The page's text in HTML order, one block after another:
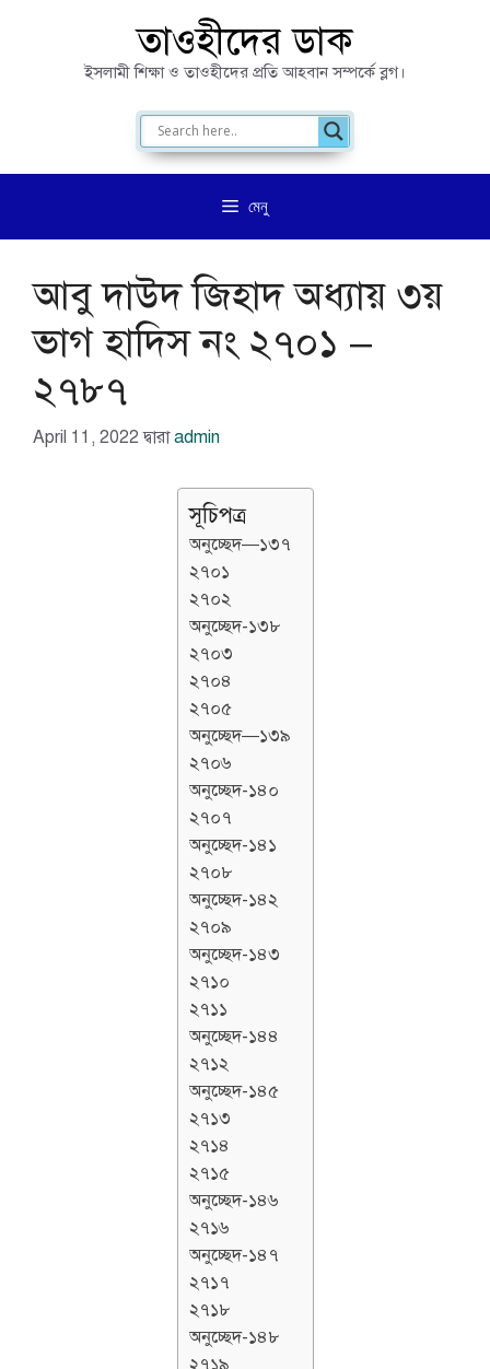
তাওহীদের ডাক
ইসলামী শিক্ষা ও তাওহীদের প্রতি আহবান সম্পর্কে ব্লগ।
মেনু
আবু দাউদ জিহাদ অধ্যায় ৩য়
ভাগ হাদিস নং ২৭০১ –
২৭৮৭
April 11, 2022 দ্বারাadmin
সূচিপত্র
অনুচ্ছেদ—১৩৭
২৭০১
২৭০২
অনুচ্ছেদ-১৩৮
২৭০৩
২৭০৪
২৭০৫
অনুচ্ছেদ—১৩৯
২৭০৬
অনুচ্ছেদ-১৪০
২৭০৭
অনুচ্ছেদ-১৪১
২৭০৮
অনুচ্ছেদ-১৪২
২৭০৯
অনুচ্ছেদ-১৪৩
২৭১০
২৭১১
অনুচ্ছেদ-১৪৪
২৭১২
অনুচ্ছেদ-১৪৫
২৭১৩
২৭১৪
২৭১৫
অনুচ্ছেদ-১৪৬
২৭১৬
অনুচ্ছেদ-১৪৭
২৭১৭
২৭১৮
অনুচ্ছেদ-১৪৮
২৭১৯